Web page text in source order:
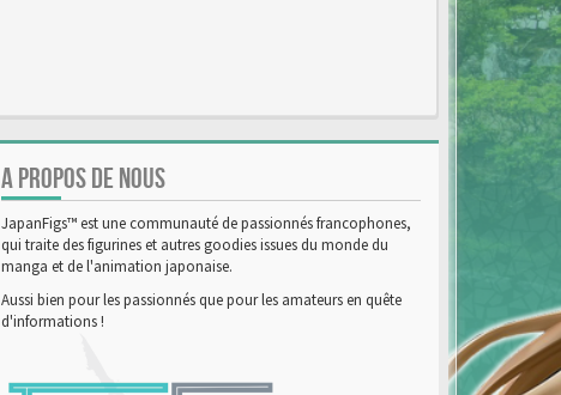
A PROPOS DE NOUS
JapanFigs™ est une communauté de passionnés francophones,
qui traite des figurines et autres goodies issues du monde du
manga et de l'animation japonaise.
Aussi bien pour les passionnés que pour les amateurs en quête
d'informations !